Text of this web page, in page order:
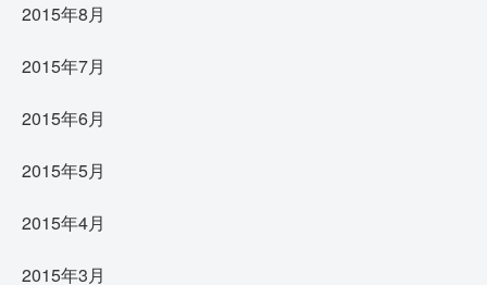
2015年8月
2015年7月
2015年6月
2015年5月
2015年4月
2015年3月